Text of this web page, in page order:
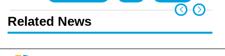
Related News